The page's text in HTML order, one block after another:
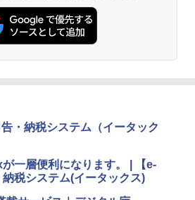
告・納税システム（イータック
一層便利になります。 | 【e-
税システム(イータックス)